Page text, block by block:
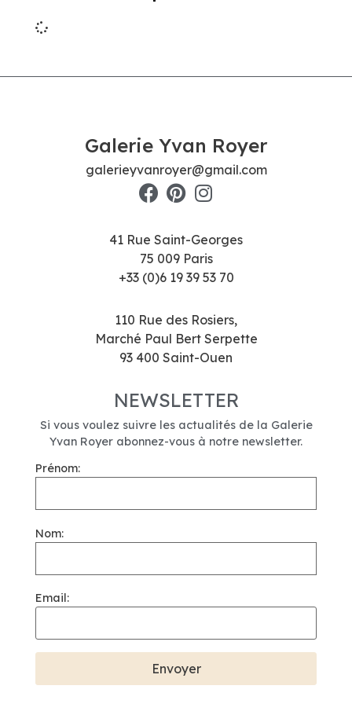
Galerie Yvan Royer
galerieyvanroyer@gmail.com
41 Rue Saint-Georges
75 009 Paris
+33 (0)6 19 39 53 70
110 Rue des Rosiers,
Marché Paul Bert Serpette
93 400 Saint-Ouen
NEWSLETTER
Si vous voulez suivre les actualités de la Galerie
Yvan Royer abonnez-vous à notre newsletter.
Prénom:
Nom:
Email: